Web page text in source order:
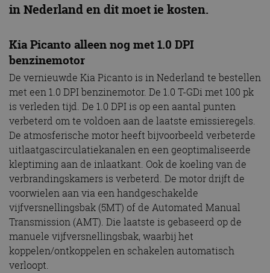
in Nederland en dit moet ie kosten.
Kia Picanto alleen nog met 1.0 DPI
benzinemotor
De vernieuwde Kia Picanto is in Nederland te bestellen
met een 1.0 DPI benzinemotor. De 1.0 T-GDi met 100 pk
is verleden tijd. De 1.0 DPI is op een aantal punten
verbeterd om te voldoen aan de laatste emissieregels.
De atmosferische motor heeft bijvoorbeeld verbeterde
uitlaatgascirculatiekanalen en een geoptimaliseerde
kleptiming aan de inlaatkant. Ook de koeling van de
verbrandingskamers is verbeterd. De motor drijft de
voorwielen aan via een handgeschakelde
vijfversnellingsbak (5MT) of de Automated Manual
Transmission (AMT). Die laatste is gebaseerd op de
manuele vijfversnellingsbak, waarbij het
koppelen/ontkoppelen en schakelen automatisch
verloopt.